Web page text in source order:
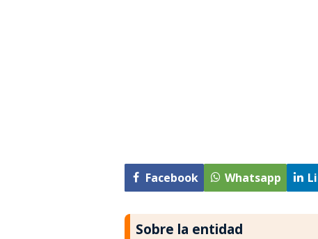
Facebook Whatsapp
Sobre la entidad